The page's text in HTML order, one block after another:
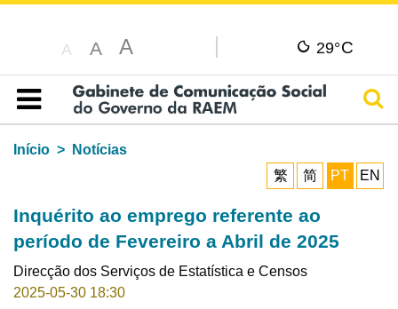
A A A 29°C
Índice
Início
Notícias
繁
简 PT EN
Inquérito ao emprego referente ao
período de Fevereiro a Abril de 2025
Direcção dos Serviços de Estatística e Censos
2025-05-30 18:30